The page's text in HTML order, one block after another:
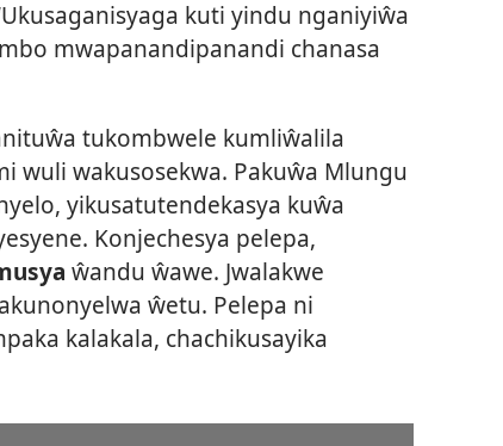
kuti yindu nganiyiŵa
mwapanandipanandi chanasa
tukombwele kumliŵalila
wuli wakusosekwa. Pakuŵa Mlungu
yikusatutendekasya kuŵa
Konjechesya pelepa,
ŵandu ŵawe. Jwalakwe
ŵetu. Pelepa ni
kalakala, chachikusayika